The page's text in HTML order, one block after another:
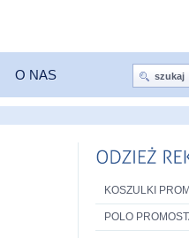
O NAS
KOSZULKI
POLO